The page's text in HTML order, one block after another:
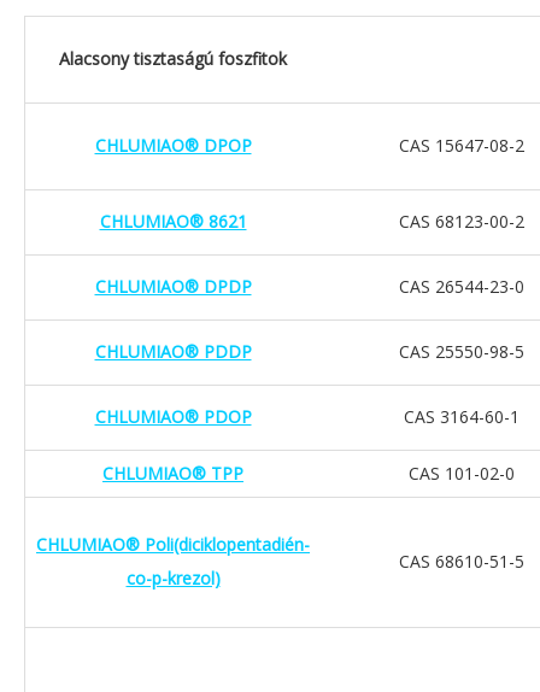
Alacsony tisztaságú foszfitok
CHLUMIAO® DPOP CAS 15647-08-2
CHLUMIAO® 8621 CAS 68123-00-2
CHLUMIAO® DPDP CAS 26544-23-0
CHLUMIAO® PDDP CAS 25550-98-5
CHLUMIAO® PDOP CAS 3164-60-1
CHLUMIAO® TPP CAS 101-02-0
CHLUMIAO® Poli(diciklopentadién-
co-p-krezol)
CAS 68610-51-5